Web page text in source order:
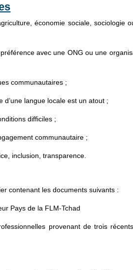
économie sociale, sociologie
avec une ONG ou une
communautaires ;
langue locale est un atout ;
difficiles ;
communautaire ;
inclusion, transparence.
contenant les documents suivants :
Pays de la FLM-Tchad
provenant de trois récents